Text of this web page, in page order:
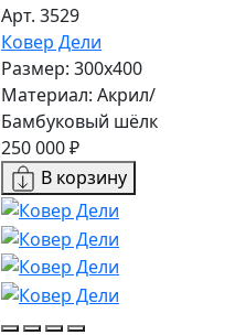
Арт. 3529
Ковер Дели
Размер: 300х400
Материал: Акрил/
Бамбуковый шёлк
250 000 ₽
В корзину